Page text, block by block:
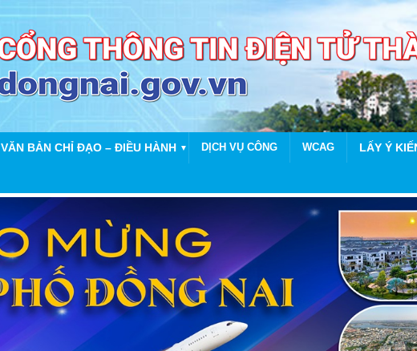
VĂN BẢN CHỈ ĐẠO – ĐIỀU HÀNH ▼ DỊCH VỤ CÔNG WCAG LẤY Ý